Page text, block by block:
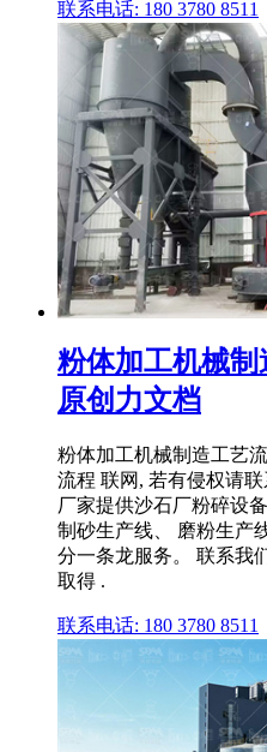
联系电话: 180 3780 8511
粉体加工机械
原创力文档
粉体加工机械制造工艺
流程 联网, 若有侵权请
厂家提供沙石厂粉碎设
制砂生产线、 磨粉生产
分一条龙服务。 联系我
取得 .
联系电话: 180 3780 8511